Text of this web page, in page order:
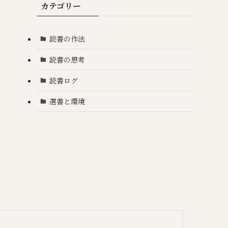
カテゴリー
読書の作法
読書の思考
読書ログ
選書と環境